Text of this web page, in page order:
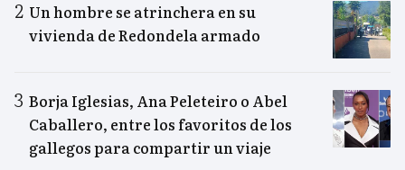
Un hombre se atrinchera en su
vivienda de Redondela armado
Borja Iglesias, Ana Peleteiro o Abel
Caballero, entre los favoritos de los
gallegos para compartir un viaje